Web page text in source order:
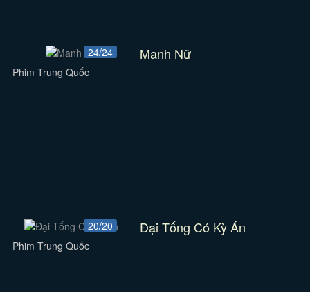
24/24 Manh Nữ
Phim Trung Quốc
20/20 Đại Tống Có Kỳ Án
Phim Trung Quốc